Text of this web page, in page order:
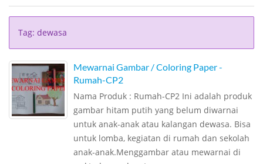
Tag: dewasa
Mewarnai Gambar / Coloring Paper -
Rumah-CP2
Nama Produk : Rumah-CP2 Ini adalah produk
gambar hitam putih yang belum diwarnai
untuk anak-anak atau kalangan dewasa. Bisa
untuk lomba, kegiatan di rumah dan sekolah
anak-anak.Menggambar atau mewarnai di